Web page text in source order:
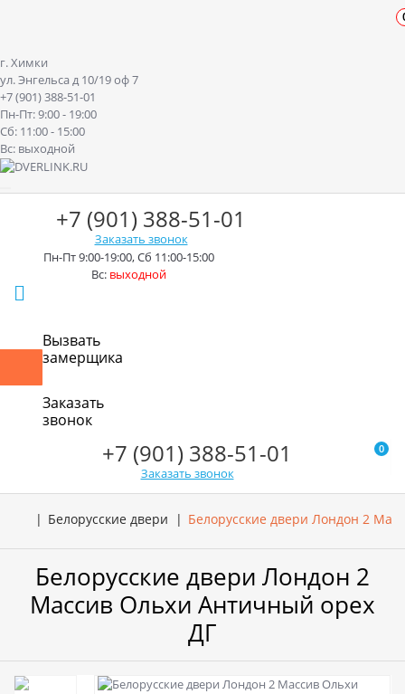
г. Химки
ул. Энгельса д 10/19 оф 7
+7 (901) 388-51-01
Пн-Пт: 9:00 - 19:00
Сб: 11:00 - 15:00
Вс: выходной
+7 (901) 388-51-01
Заказать звонок
Пн-Пт 9:00-19:00, Сб 11:00-15:00
Вс: выходной
Вызвать
замерщика
Заказать
звонок
+7 (901) 388-51-01
Заказать звонок
0
Белорусские двери Белорусские двери Лондон 2
Белорусские двери Лондон 2
Массив Ольхи Античный орех
ДГ